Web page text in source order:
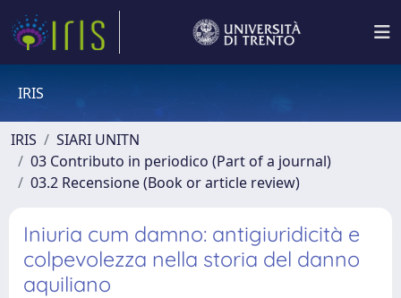
IRIS
IRIS
SIARI UNITN
03 Contributo in periodico (Part of a journal)
03.2 Recensione (Book or article review)
Iniuria cum damno: antigiuridicità e
colpevolezza nella storia del danno
aquiliano